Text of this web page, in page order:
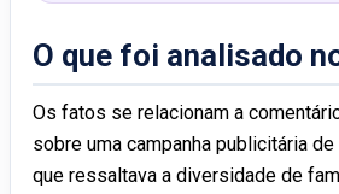
O que foi analisado
Os fatos se relacionam a
sobre uma campanha publicitária
que ressaltava a diversidade de